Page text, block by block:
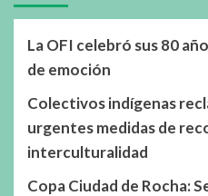
La OFI celebró sus 80
de emoción
Colectivos indígenas
urgentes medidas de
interculturalidad
Copa Ciudad de Rocha: